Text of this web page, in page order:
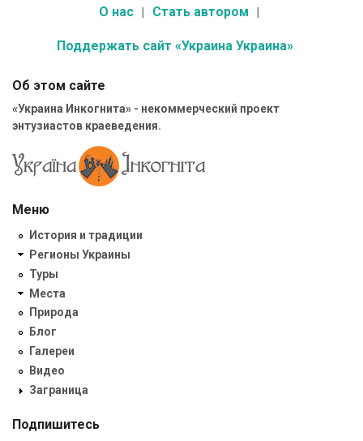
О нас Стать автором
Поддержать сайт «Украина Украина»
Об этом сайте
«Украина Инкогнита» - некоммерческий проект
энтузиастов краеведения.
Меню
История и традиции
Регионы Украины
Туры
Места
Природа
Блог
Галереи
Видео
Заграница
Подпишитесь